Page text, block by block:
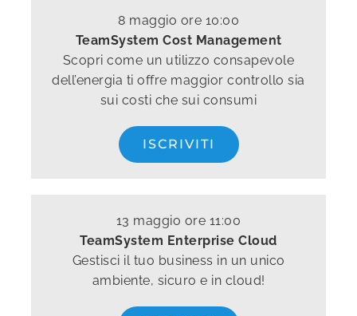
8 maggio ore 10:00
TeamSystem Cost Management
Scopri come un utilizzo consapevole
dell’energia ti offre maggior controllo sia
sui costi che sui consumi
ISCRIVITI
13 maggio ore 11:00
TeamSystem Enterprise Cloud
Gestisci il tuo business in un unico
ambiente, sicuro e in cloud!